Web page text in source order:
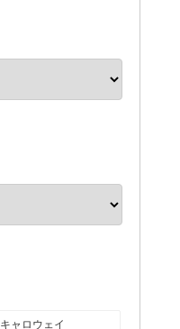
キャロウェイ